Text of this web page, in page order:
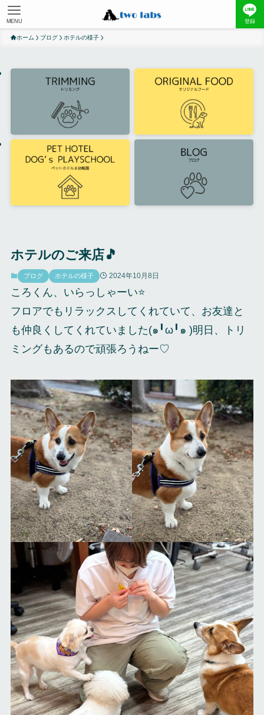
登録
MENU
ホーム ブログ ホテルの様子
ホテルのご来店🎵
ブログ ホテルの様子 2024年10月8日
ころくん、いらっしゃーい⭐️
フロアでもリラックスしてくれていて、お友達と
も仲良くしてくれていました(๑╹ω╹๑ )明日、トリ
ミングもあるので頑張ろうねー♡